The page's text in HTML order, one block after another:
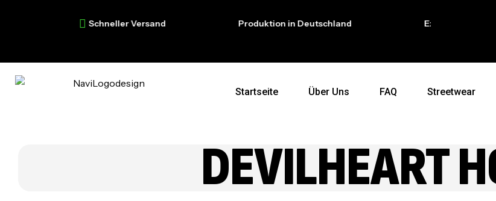
Schneller Versand Produktion in Deutschland Exklusive auf dich
Startseite Über Uns FAQ Streetwear
DEVILHEART